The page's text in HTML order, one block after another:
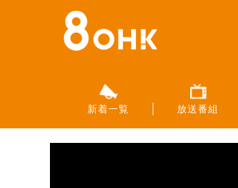
新着一覧 放送番組